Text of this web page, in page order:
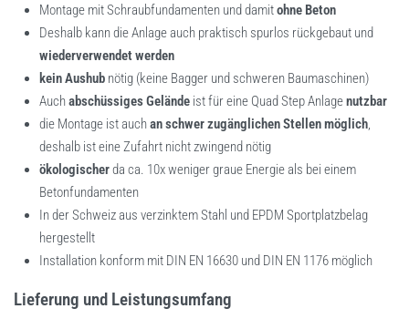
Montage mit Schraubfundamenten und damitohne Beton
Deshalb kann die Anlage auch praktisch spurlos rückgebaut und
wiederverwendet werden
kein Aushub nötig (keine Bagger und schweren Baumaschinen)
Auchabschüssiges Gelände ist für eine Quad Step Anlagenutzbar
die Montage ist auchan schwer zugänglichen Stellen möglich,
deshalb ist eine Zufahrt nicht zwingend nötig
ökologischerda ca. 10x weniger graue Energie als bei einem
Betonfundamenten
In der Schweiz aus verzinktem Stahl und EPDM Sportplatzbelag
hergestellt
Installation konform mit DIN EN 16630 und DIN EN 1176 möglich
Lieferung und Leistungsumfang